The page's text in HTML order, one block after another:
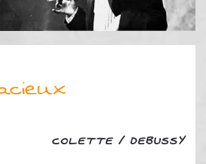
COLETTE / DEBUSSY